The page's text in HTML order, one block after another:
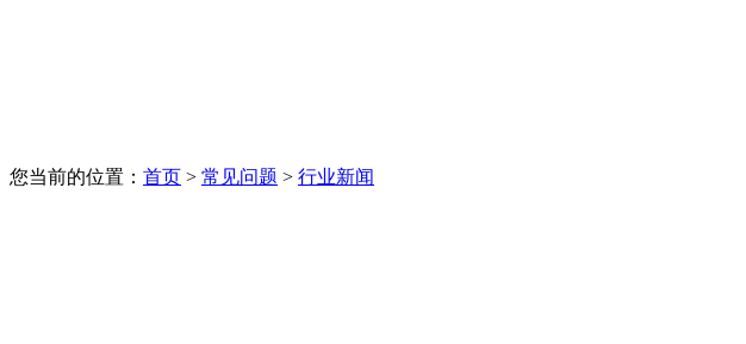
您当前的位置： 首页 > 常见问题 > 行业新闻